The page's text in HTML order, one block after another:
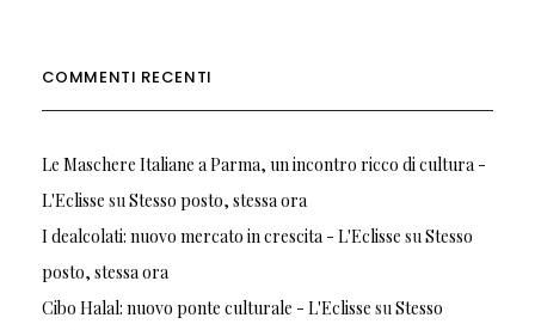
COMMENTI RECENTI
Le Maschere Italiane a Parma, un incontro ricco di cultura -
L'Eclisse suStesso posto, stessa ora
I dealcolati: nuovo mercato in crescita - L'Eclisse suStesso
posto, stessa ora
Cibo Halal: nuovo ponte culturale - L'Eclisse suStesso